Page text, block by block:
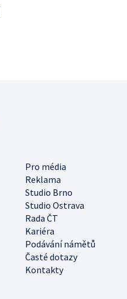
Pro média
Reklama
Studio Brno
Studio Ostrava
Rada ČT
Kariéra
Podávání námětů
Časté dotazy
Kontakty